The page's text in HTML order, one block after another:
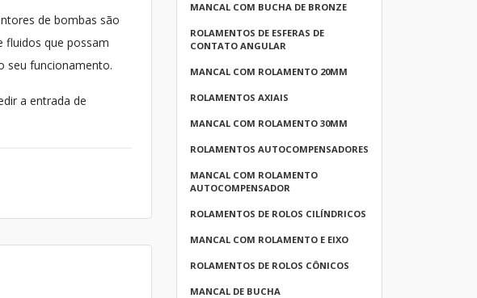
de bombas são
fluidos que possam
seu funcionamento.
a entrada de
MANCAL COM BUCHA DE BRONZE
ROLAMENTOS DE ESFERAS DE
CONTATO ANGULAR
MANCAL COM ROLAMENTO 20MM
ROLAMENTOS AXIAIS
MANCAL COM ROLAMENTO 30MM
ROLAMENTOS AUTOCOMPENSADORES
MANCAL COM ROLAMENTO
AUTOCOMPENSADOR
ROLAMENTOS DE ROLOS CILÍNDRICOS
MANCAL COM ROLAMENTO E EIXO
ROLAMENTOS DE ROLOS CÔNICOS
MANCAL DE BUCHA